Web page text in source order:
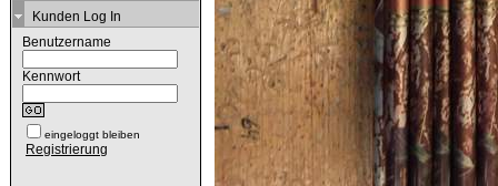
Kunden Log In
Benutzername
Kennwort
eingeloggt bleiben
Registrierung